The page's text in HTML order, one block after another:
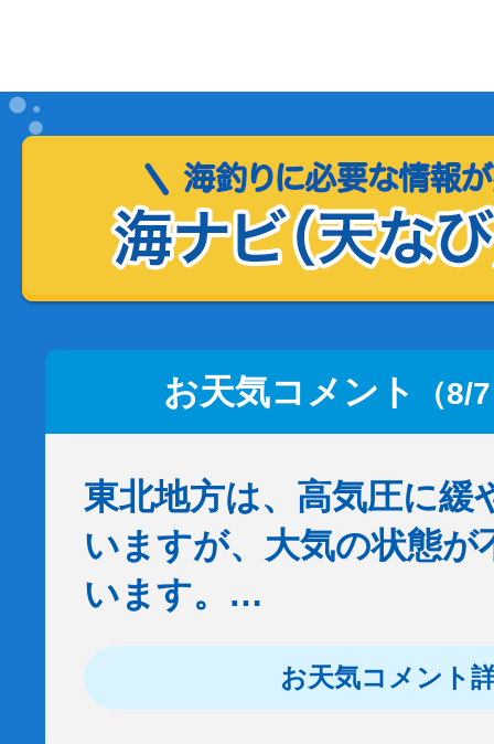
お天気コメント （8/
東北地方は、高気圧に緩
いますが、大気の状態が
います。…
お天気コメント